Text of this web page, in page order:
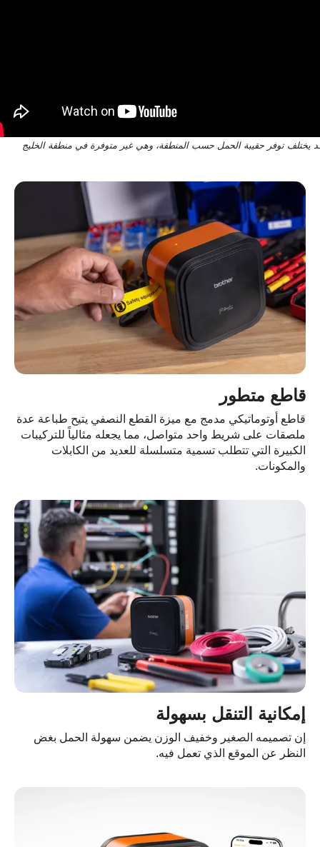
توفر حقيبة الحمل حسب المنطقة، وهي غير متوفرة في منطقة الخليج
متطور
أوتوماتيكي مدمج مع ميزة القطع النصفي يتيح طباعة عدة
على شريط واحد متواصل، مما يجعله مثالياً للتركيبات
التي تتطلب تسمية متسلسلة للعديد من الكابلات
التنقل بسهولة
تصميمه الصغير وخفيف الوزن يضمن سهولة الحمل بغض
عن الموقع الذي تعمل فيه.